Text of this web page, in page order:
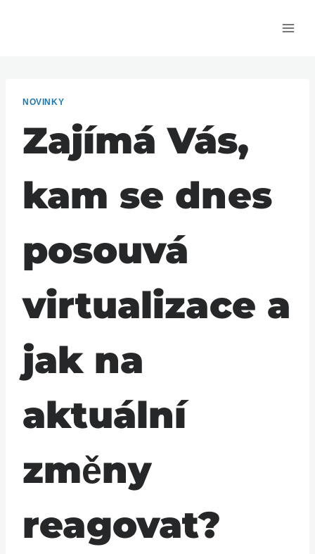
NOVINKY
Zajímá Vás,
kam se dnes
posouvá
virtualizace a
jak na
aktuální
změny
reagovat?